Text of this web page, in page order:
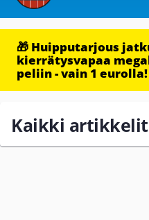
🎁 Huipputarjous
kierrätysvapaa
peliin - vain 1 eurolla!
Kaikki